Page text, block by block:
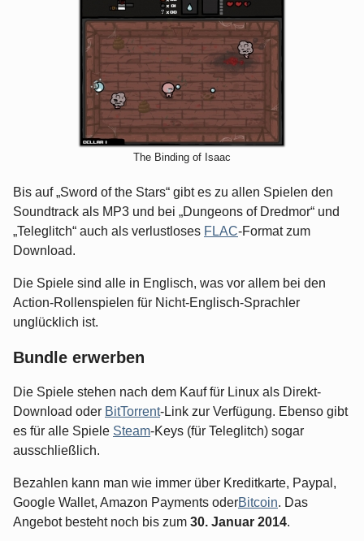
The Binding of Isaac
Bis auf „Sword of the Stars“ gibt es zu allen Spielen den
Soundtrack als MP3 und bei „Dungeons of Dredmor“ und
„Teleglitch“ auch als verlustloses FLAC-Format zum
Download.
Die Spiele sind alle in Englisch, was vor allem bei den
Action-Rollenspielen für Nicht-Englisch-Sprachler
unglücklich ist.
Bundle erwerben
Die Spiele stehen nach dem Kauf für Linux als Direkt-
Download oder BitTorrent-Link zur Verfügung. Ebenso gibt
es für alle Spiele Steam-Keys (für Teleglitch) sogar
ausschließlich.
Bezahlen kann man wie immer über Kreditkarte, Paypal,
Google Wallet, Amazon Payments oderBitcoin. Das
Angebot besteht noch bis zum 30. Januar 2014.